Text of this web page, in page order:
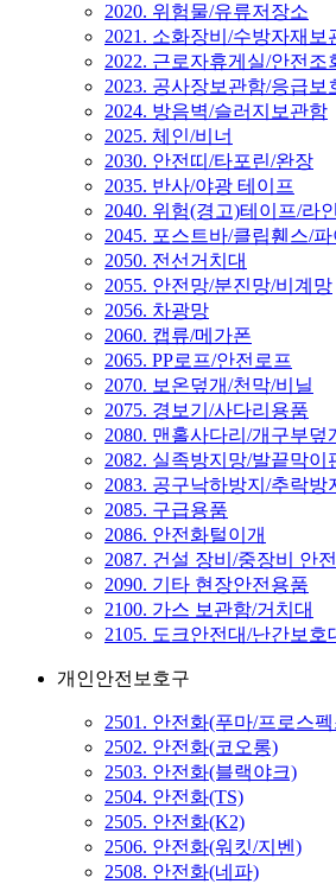
2020. 위험물/유류저장소
2021. 소화장비/수방자재보
2022. 근로자휴게실/안전조
2023. 공사장보관함/응급보
2024. 방음벽/슬러지보관함
2025. 체인/비너
2030. 안전띠/타포린/완장
2035. 반사/야광 테이프
2040. 위험(경고)테이프/라
2045. 포스트바/클립휀스/파
2050. 전선거치대
2055. 안전망/분진망/비계망
2056. 차광망
2060. 캡류/메가폰
2065. PP로프/안전로프
2070. 보온덮개/천막/비닐
2075. 경보기/사다리용품
2080. 맨홀사다리/개구부덮
2082. 실족방지망/발끝막이
2083. 공구낙하방지/추락방
2085. 구급용품
2086. 안전화털이개
2087. 건설 장비/중장비 안
2090. 기타 현장안전용품
2100. 가스 보관함/거치대
2105. 도크안전대/난간보호
개인안전보호구
2501. 안전화(푸마/프로스
2502. 안전화(코오롱)
2503. 안전화(블랙야크)
2504. 안전화(TS)
2505. 안전화(K2)
2506. 안전화(워킷/지벤)
2508. 안전화(네파)